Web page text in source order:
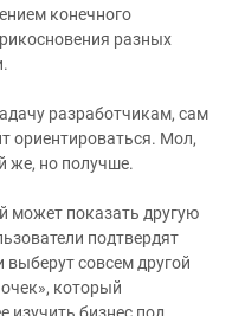
конечного
разных
разработчикам, сам
ориентироваться. Мол,
же, но получше.
может показать другую
подтвердят
совсем другой
который
изучить бизнес под